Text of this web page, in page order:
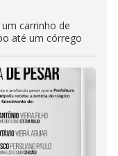
carrinho de
até um córrego